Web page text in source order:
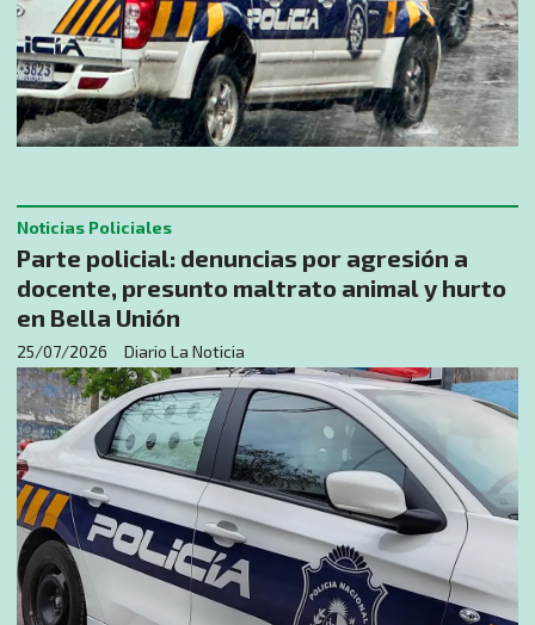
Parte policial: denuncias por agresión a
docente, presunto maltrato animal y hurto
en Bella Unión
Diario La Noticia
Noticias Policiales
25/07/2026